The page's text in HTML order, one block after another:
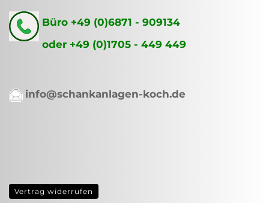
Büro +49 (0)6871 - 909134
oder +49 (0)1705 - 449 449
info@schankanlagen-koch.de
Vertrag widerrufen